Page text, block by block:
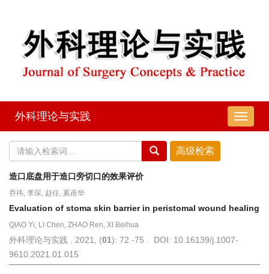
导
航
外科理论与实践
造口底盘用于造口旁切口的效果评价
乔祎, 李琛, 赵任, 奚蓓华
Evaluation of stoma skin barrier in peristomal wound healing
QIAO Yi, LI Chen, ZHAO Ren, XI Beihua
外科理论与实践 . 2021, (01): 72 -75 . DOI: 10.16139/j.1007-
9610.2021.01.015